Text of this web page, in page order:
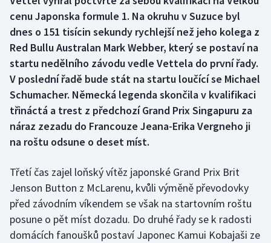
Curling
Dostihy
Florbal
Futsal
Golf
Gymnastika
Házená
Jezdectví
cenu Japonska formule 1. Na okruhu v Suzuce byl
dnes o 151 tisícin sekundy rychlejší než jeho kolega z
Red Bullu Australan Mark Webber, který se postaví na
startu nedělního závodu vedle Vettela do první řady.
V poslední řadě bude stát na startu loučící se Michael
Schumacher. Německá legenda skončila v kvalifikaci
třináctá a trest z předchozí Grand Prix Singapuru za
náraz zezadu do Francouze Jeana-Erika Vergneho ji
na roštu odsune o deset míst.
Třetí čas zajel loňský vítěz japonské Grand Prix Brit
Jenson Button z McLarenu, kvůli výměně převodovky
před závodním víkendem se však na startovním roštu
posune o pět míst dozadu. Do druhé řady se k radosti
domácích fanoušků postaví Japonec Kamui Kobajaši ze